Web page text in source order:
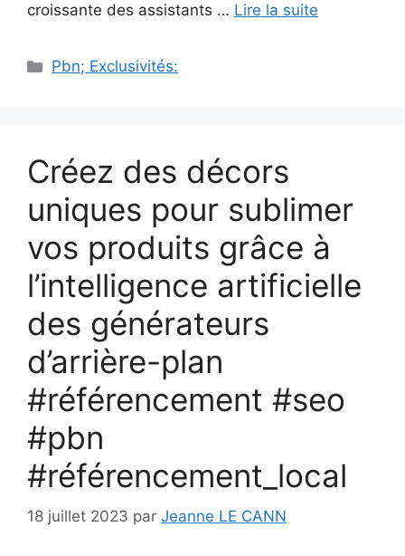
croissante des assistants … Lire la suite
Catégories
Pbn; Exclusivités:
Créez des décors
uniques pour sublimer
vos produits grâce à
l’intelligence artificielle
des générateurs
d’arrière-plan
#référencement #seo
#pbn
#référencement_local
18 juillet 2023 par Jeanne LE CANN